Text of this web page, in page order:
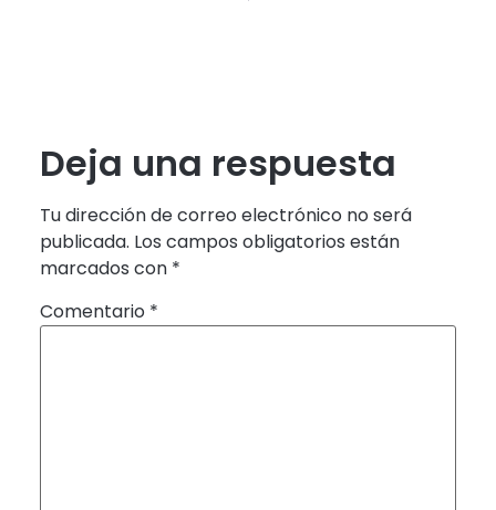
Deja una respuesta
Tu dirección de correo electrónico no será
publicada. Los campos obligatorios están
marcados con *
Comentario *